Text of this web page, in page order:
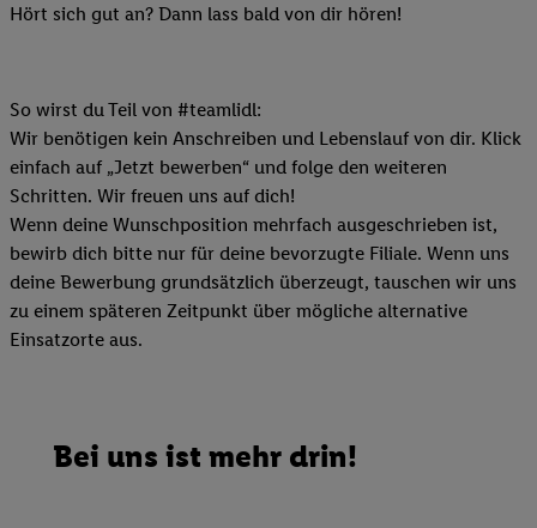
Hört sich gut an? Dann lass bald von dir hören!
So wirst du Teil von #teamlidl:
Wir benötigen kein Anschreiben und Lebenslauf von dir. Klick
einfach auf „Jetzt bewerben“ und folge den weiteren
Schritten. Wir freuen uns auf dich!
Wenn deine Wunschposition mehrfach ausgeschrieben ist,
bewirb dich bitte nur für deine bevorzugte Filiale. Wenn uns
deine Bewerbung grundsätzlich überzeugt, tauschen wir uns
zu einem späteren Zeitpunkt über mögliche alternative
Einsatzorte aus.
Bei uns ist mehr drin!